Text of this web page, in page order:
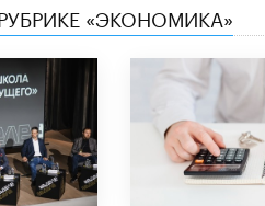
«ЭКОНОМИКА»